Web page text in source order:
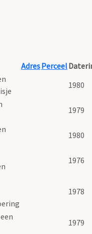
AdresPerceel
1980
1979
1980
1976
1978
1979